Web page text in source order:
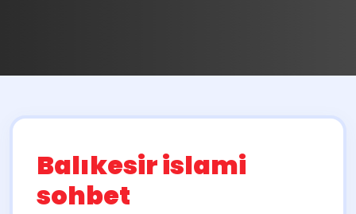
Balıkesir islami
sohbet